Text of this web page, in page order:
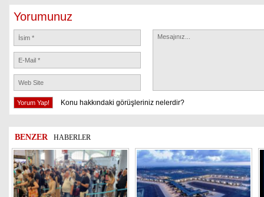
Yorumunuz
Konu hakkındaki görüşleriniz nelerdir?
BENZER HABERLER